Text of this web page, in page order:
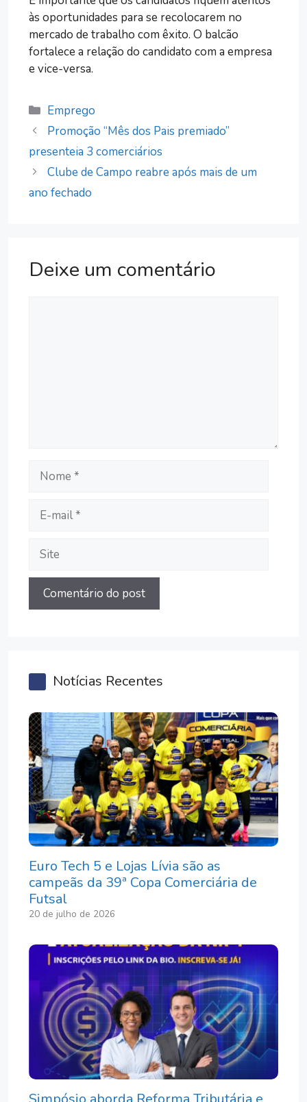
às oportunidades para se recolocarem no
mercado de trabalho com êxito. O balcão
fortalece a relação do candidato com a empresa
e vice-versa.
Categorias
Emprego
Promoção “Mês dos Pais premiado”
presenteia 3 comerciários
Clube de Campo reabre após mais de um
ano fechado
Deixe um comentário
Nome
mail
Site
Notícias Recentes
Euro Tech 5 e Lojas Lívia são as
campeãs da 39ª Copa Comerciária de
Futsal
20 de julho de 2026